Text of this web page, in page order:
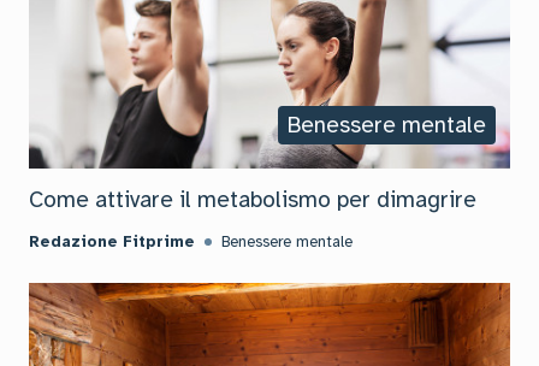
Benessere mentale
Come attivare il metabolismo per dimagrire
Redazione Fitprime Benessere mentale